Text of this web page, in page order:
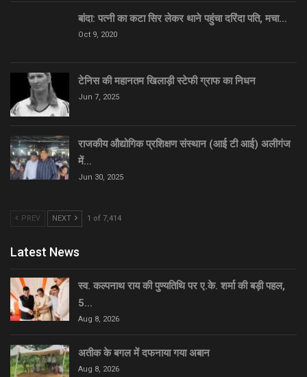
बांदा: पत्नी का कटा सिर लेकर थाने पहुंचा दरिंदा पति, मचा…
Oct 9, 2020
टेनिस की महानतम खिलाड़ी स्टेफी ग्राफ का निधन
Jun 7, 2025
राजकीय औद्योगिक प्रशिक्षण संस्थान (आई टी आई) अलीगंज
में…
Jun 30, 2025
PREV NEXT 1 of 7,414
Latest News
स्व. कल्पनाथ राय की पुण्यतिथि पर ए.के. शर्मा की बड़ी पहल,
5…
Aug 8, 2026
अतीक के बगल में दफनाया गया अबान
Aug 8, 2026